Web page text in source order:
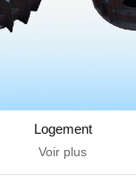
Logement
Voir plus